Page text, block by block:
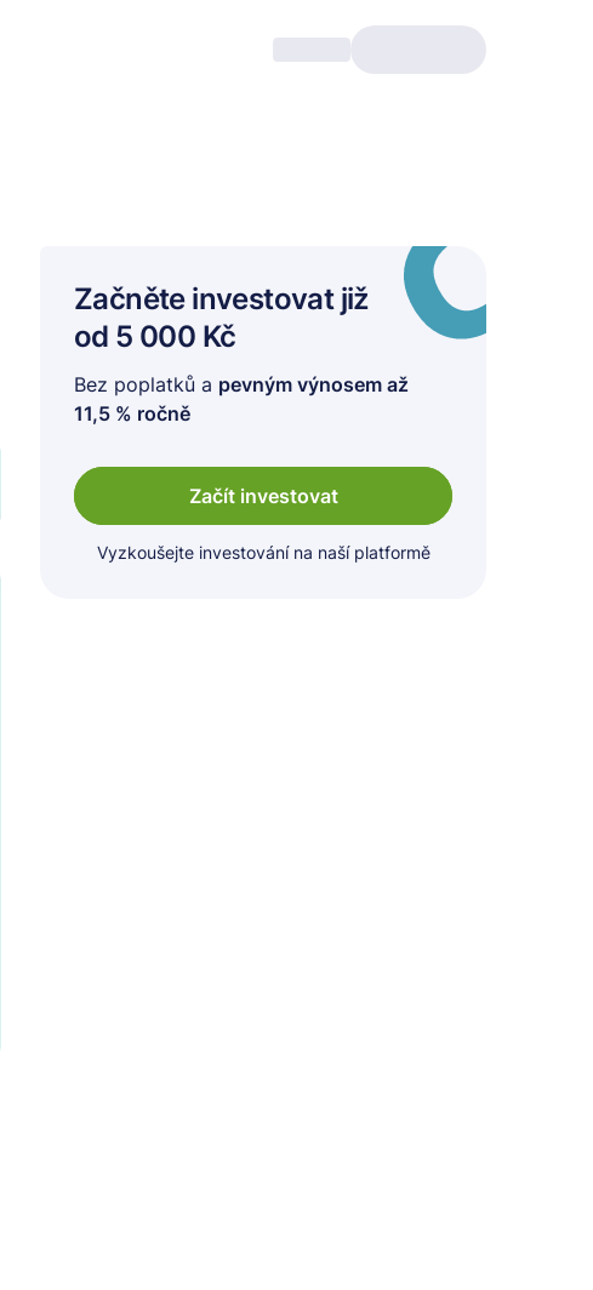
Začněte investovat již
od 5 000 Kč
Bez poplatků a pevným výnosem až
11,5 % ročně
Začít investovat
Vyzkoušejte investování na naší platformě